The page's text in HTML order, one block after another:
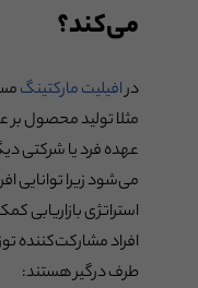
می‌کند؟
درافیلیت مارکتینگ
مثلا تولید محصول بر
عهده فرد یا شرکتی
می‌شود زیرا توانایی
استراتژی بازاریابی
طرف درگیر هستند: